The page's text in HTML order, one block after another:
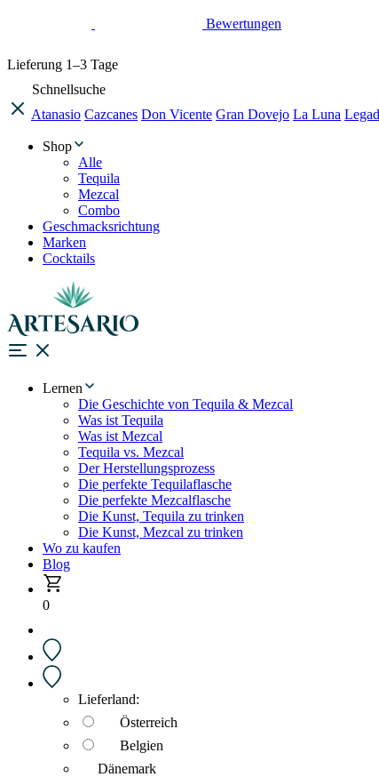
Bewertungen
Lieferung 1–3 Tage
Schnellsuche
Atanasio Cazcanes Don Vicente Gran Dovejo La Luna
Shop
Alle
Tequila
Mezcal
Combo
Geschmacksrichtung
Marken
Cocktails
Lernen
Die Geschichte von Tequila & Mezcal
Was ist Tequila
Was ist Mezcal
Tequila vs. Mezcal
Der Herstellungsprozess
Die perfekte Tequilaflasche
Die perfekte Mezcalflasche
Die Kunst, Tequila zu trinken
Die Kunst, Mezcal zu trinken
Wo zu kaufen
Blog
0
Lieferland:
Österreich
Belgien
Dänemark